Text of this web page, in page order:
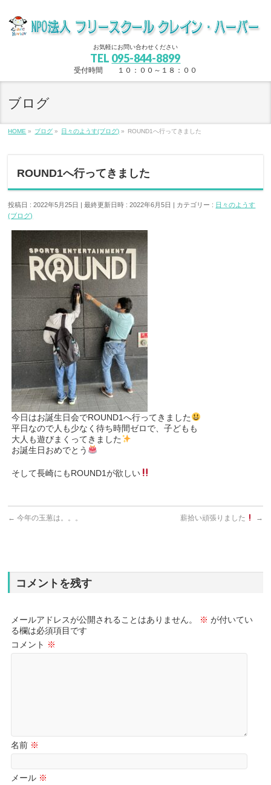
お気軽にお問い合わせください
TEL 095-844-8899
受付時間 １０：００～１８：００
ブログ
HOME » ブログ » 日々のようす(ブログ) » ROUND1へ行ってきました
ROUND1へ行ってきました
投稿日 : 2022年5月25日 最終更新日時 : 2022年6月5日 カテゴリー : 日々のようす
(ブログ)
今日はお誕生日会でROUND1へ行ってきました
平日なので人も少なく待ち時間ゼロで、子どもも
大人も遊びまくってきました
お誕生日おめでとう
そして長崎にもROUND1が欲しい
← 今年の玉葱は。。。 薪拾い頑張りました →
コメントを残す
メールアドレスが公開されることはありません。 ※ が付いてい
る欄は必須項目です
コメント ※
名前 ※
メール ※